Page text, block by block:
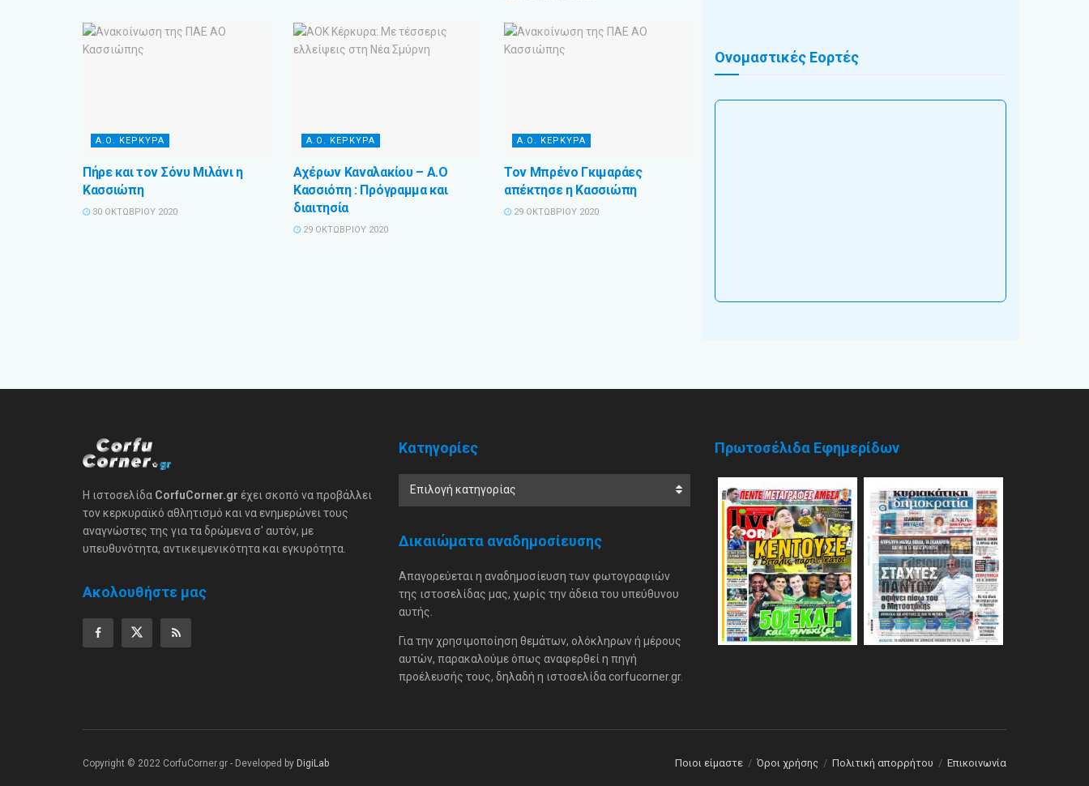
Α.Ο. ΚΕΡΚΥΡΑ
Πήρε και τον Σόνυ Μιλάνι η
Κασσιώπη
30 ΟΚΤΩΒΡΊΟΥ 2020
Α.Ο. ΚΕΡΚΥΡΑ
Αχέρων Καναλακίου – Α.Ο
Κασσιόπη : Πρόγραμμα και
διαιτησία
29 ΟΚΤΩΒΡΊΟΥ 2020
Α.Ο. ΚΕΡΚΥΡΑ
Τον Μπρένο Γκιμαράες
απέκτησε η Κασσιώπη
29 ΟΚΤΩΒΡΊΟΥ 2020
Ονομαστικές Εορτές
Η ιστοσελίδα CorfuCorner.gr έχει σκοπό να προβάλλει
τον κερκυραϊκό αθλητισμό και να ενημερώνει τους
αναγνώστες της για τα δρώμενα σ' αυτόν, με
υπευθυνότητα, αντικειμενικότητα και εγκυρότητα.
Ακολουθήστε μας
Κατηγορίες
Επιλογή κατηγορίας
Δικαιώματα αναδημοσίευσης
Απαγορεύεται η αναδημοσίευση των φωτογραφιών
της ιστοσελίδας μας, χωρίς την άδεια του υπεύθυνου
αυτής.
Για την χρησιμοποίηση θεμάτων, ολόκληρων ή μέρους
αυτών, παρακαλούμε όπως αναφερθεί η πηγή
προέλευσής τους, δηλαδή η ιστοσελίδα corfucorner.gr.
Πρωτοσέλιδα Εφημερίδων
Ποιοι είμαστε Όροι χρήσης Πολιτική απορρήτου Επικοινωνία
Copyright © 2022 CorfuCorner.gr - Developed by DigiLab